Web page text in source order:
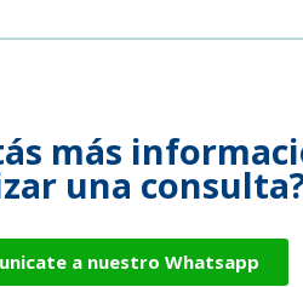
más
una
a nuestro Whatsapp